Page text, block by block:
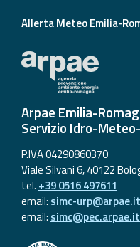
Allerta Meteo Emilia-
Arpae Emilia-
Servizio Idro-
P.IVA 04290860370
Viale Silvani 6, 40122
tel. +39 0516 497611
email: simc-urp@arpae.it
email: simc@pec.arpae.it